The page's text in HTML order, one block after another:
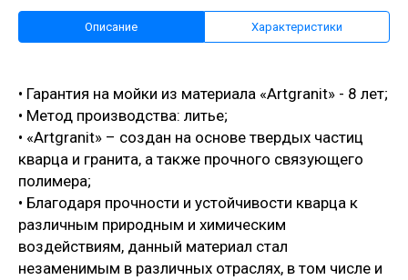
Описание Характеристики
• Гарантия на мойки из материала «Artgranit» - 8 лет;
• Метод производства: литье;
• «Artgranit» – создан на основе твердых частиц
кварца и гранита, а также прочного связующего
полимера;
• Благодаря прочности и устойчивости кварца к
различным природным и химическим
воздействиям, данный материал стал
незаменимым в различных отраслях, в том числе и